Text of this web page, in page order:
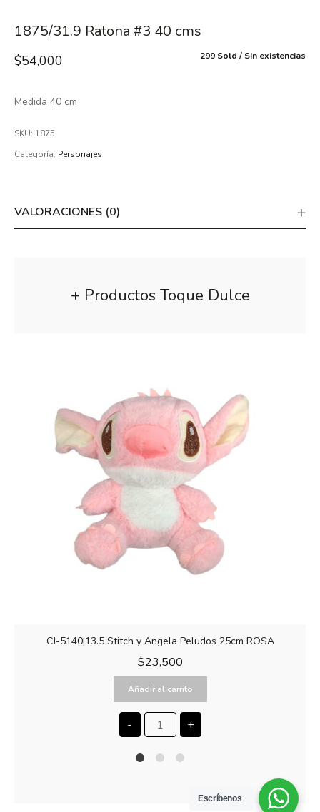
1875/31.9 Ratona #3 40 cms
299 Sold Sin existencias
$54,000
Medida 40 cm
SKU: 1875
Categoría: Personajes
VALORACIONES (0)
+ Productos Toque Dulce
CJ-5140|13.5 Stitch y Angela Peludos 25cm ROSA
$23,500
Añadir al carrito
- +
Escríbenos